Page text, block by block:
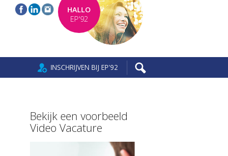
HALLO
EP'92
INSCHRIJVEN BIJ EP'92
Bekijk een voorbeeld
Video Vacature